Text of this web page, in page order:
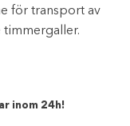
för transport av
timmergaller.
inom 24h!